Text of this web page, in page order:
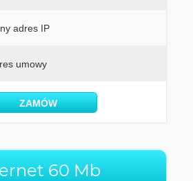
adres IP
umowy
ZAMÓW
60 Mb